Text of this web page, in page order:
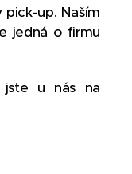
up. Naším
jedná o firmu
jste u nás na